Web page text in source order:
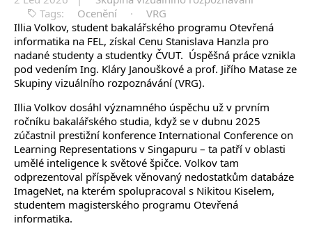
Tags:
Ocenění ·
VRG
Illia Volkov, student bakalářského programu Otevřená
informatika na FEL, získal Cenu Stanislava Hanzla pro
nadané studenty a studentky ČVUT. Úspěšná práce vznikla
pod vedením Ing. Kláry Janouškové a prof. Jiřího Matase ze
Skupiny vizuálního rozpoznávání (VRG).
Illia Volkov dosáhl významného úspěchu už v prvním
ročníku bakalářského studia, když se v dubnu 2025
zúčastnil prestižní konference International Conference on
Learning Representations v Singapuru – ta patří v oblasti
umělé inteligence k světové špičce. Volkov tam
odprezentoval příspěvek věnovaný nedostatkům databáze
ImageNet, na kterém spolupracoval s Nikitou Kiselem,
studentem magisterského programu Otevřená
informatika.